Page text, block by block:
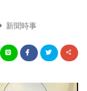
新聞時事